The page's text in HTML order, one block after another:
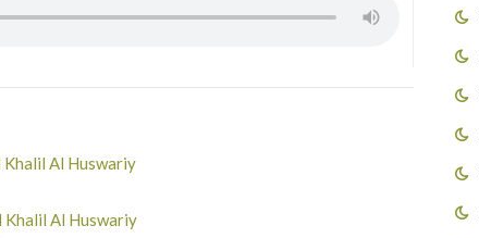
Khalil Al Huswariy
Khalil Al Huswariy